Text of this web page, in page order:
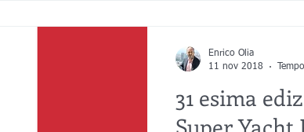
31 esima
Super Yacht
Enrico Olia
11 nov 2018